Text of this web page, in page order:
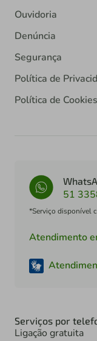
Ouvidoria
Denúncia
Segurança
Política de
Política de Cookies
51
*Serviço disponível
Atendimento
Serviços por
Ligação gratuita